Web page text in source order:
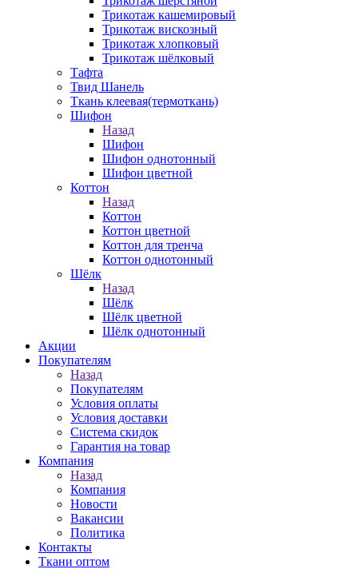
Трикотаж кашемировый
Трикотаж вискозный
Трикотаж хлопковый
Трикотаж шёлковый
Тафта
Твид Шанель
Ткань клеевая(термоткань)
Шифон
Назад
Шифон
Шифон однотонный
Шифон цветной
Коттон
Назад
Коттон
Коттон цветной
Коттон для тренча
Коттон однотонный
Шёлк
Назад
Шёлк
Шёлк цветной
Шёлк однотонный
Акции
Покупателям
Назад
Покупателям
Условия оплаты
Условия доставки
Система скидок
Гарантия на товар
Компания
Назад
Компания
Новости
Вакансии
Политика
Контакты
Ткани оптом